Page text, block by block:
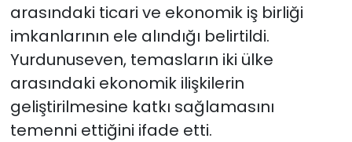
arasındaki ticari ve ekonomik iş birliği
imkanlarının ele alındığı belirtildi.
Yurdunuseven, temasların iki ülke
arasındaki ekonomik ilişkilerin
geliştirilmesine katkı sağlamasını
temenni ettiğini ifade etti.